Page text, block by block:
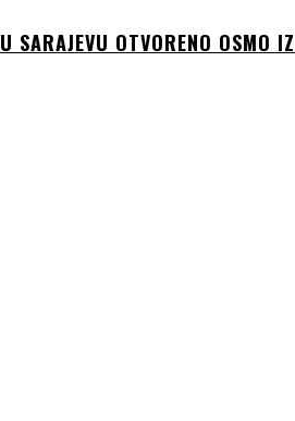
U SARAJEVU OTVORENO OSMO